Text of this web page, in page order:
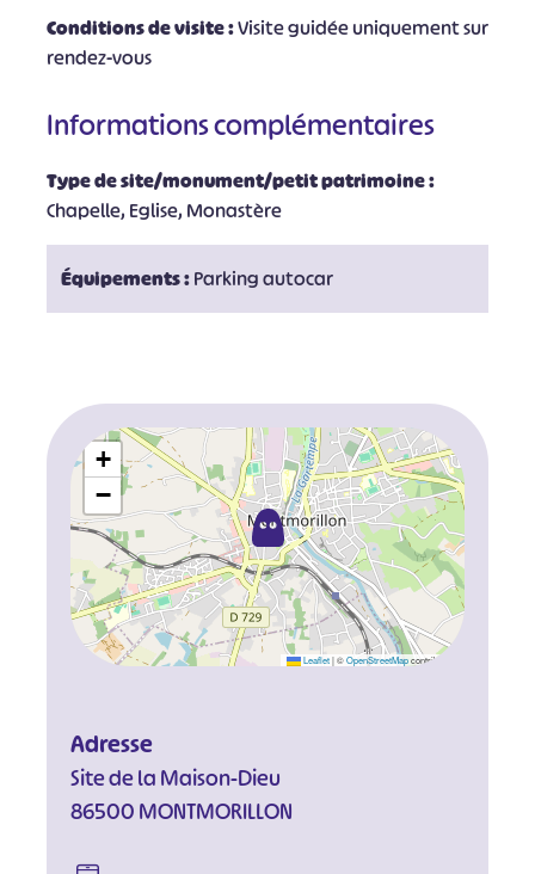
Conditions de visite :Visite guidée uniquement sur
rendez-vous
Informations complémentaires
Type de site/monument/petit patrimoine :
Chapelle, Eglise, Monastère
Équipements :Parking autocar
+
−
Leaflet |©OpenStreetMapcontributors
Adresse
Site de la Maison-Dieu
86500 MONTMORILLON